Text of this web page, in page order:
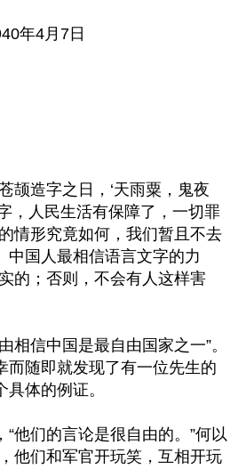
年4月7日
颉造字之日，‘天雨粟，鬼夜
，人民生活有保障了，一切罪
情形究竟如何，我们暂且不去
中国人最相信语言文字的力
的；否则，不会有人这样害
相信中国是最自由国家之一”。
而随即就发现了有一位先生的
体的例证。
他们的言论是很自由的。”何以
他们和军官开玩笑，互相开玩